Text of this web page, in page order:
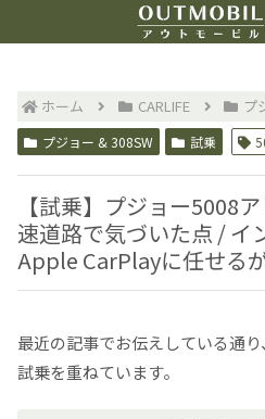
ホーム CARLIFE プ
プジョー & 308SW 試乗
【試乗】プジョー5008
速道路で気づいた点 / イ
Apple CarPlayに任せる
最近の記事でお伝えしている通
試乗を重ねています。